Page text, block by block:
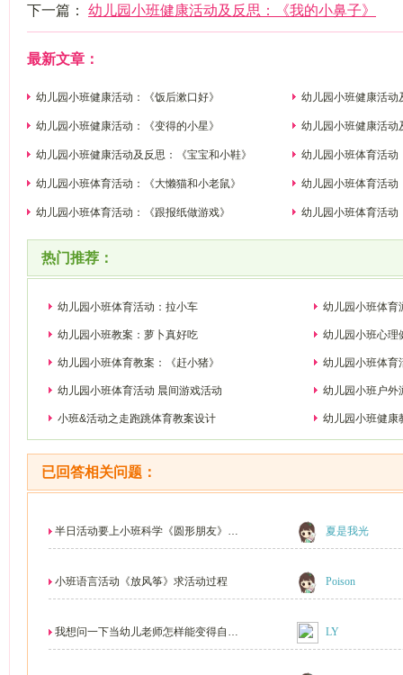
下一篇： 幼儿园小班健康活动及反思：《我的小鼻子》
最新文章：
幼儿园小班健康活动：《饭后漱口好》 幼儿园小班健康活动
幼儿园小班健康活动：《变得的小星》 幼儿园小班健康活动
幼儿园小班健康活动及反思：《宝宝和小鞋》 幼儿园小班体育活动
幼儿园小班体育活动：《大懒猫和小老鼠》 幼儿园小班体育活动
幼儿园小班体育活动：《跟报纸做游戏》 幼儿园小班体育活动
热门推荐：
幼儿园小班体育活动：拉小车 幼儿园小班体育
幼儿园小班教案：萝卜真好吃 幼儿园小班心理
幼儿园小班体育教案：《赶小猪》 幼儿园小班体
幼儿园小班体育活动 晨间游戏活动 幼儿园小班户外
小班&活动之走跑跳体育教案设计 幼儿园小班健康
已回答相关问题：
半日活动要上小班科学《圆形朋友》， 夏是我光
小班语言活动《放风筝》求活动过程 Poison
我想问一下当幼儿老师怎样能变得自信 LY